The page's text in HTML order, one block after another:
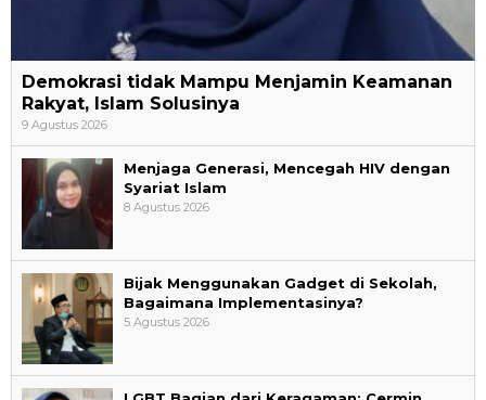
Demokrasi tidak Mampu Menjamin Keamanan
Rakyat, Islam Solusinya
9 Agustus 2026
Menjaga Generasi, Mencegah HIV dengan
Syariat Islam
8 Agustus 2026
Bijak Menggunakan Gadget di Sekolah,
Bagaimana Implementasinya?
5 Agustus 2026